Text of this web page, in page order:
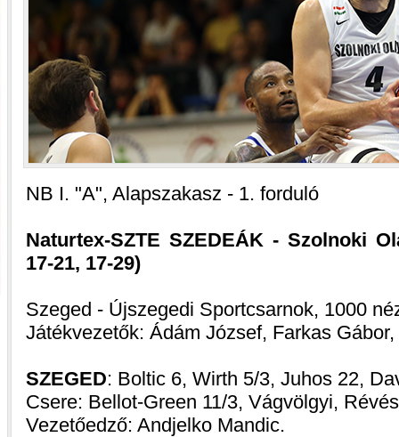
NB I. "A", Alapszakasz - 1. forduló
Naturtex-SZTE SZEDEÁK - Szolnoki
17-21, 17-29)
Szeged - Újszegedi Sportcsarnok, 1000
Játékvezetők: Ádám József, Farkas
SZEGED: Boltic 6, Wirth 5/3, Juhos 22,
Csere: Bellot-Green 11/3, Vágvölgyi,
Vezetőedző: Andjelko Mandic.